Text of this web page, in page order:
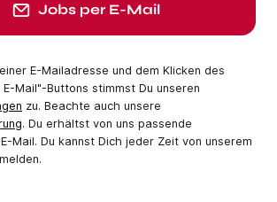
Jobs per E-Mail
E-Mail­adresse und dem Klicken des
Mail"-Buttons stimmst Du unseren
zu. Beachte auch unsere
. Du erhältst von uns passende
Mail. Du kannst Dich jeder Zeit von unserem